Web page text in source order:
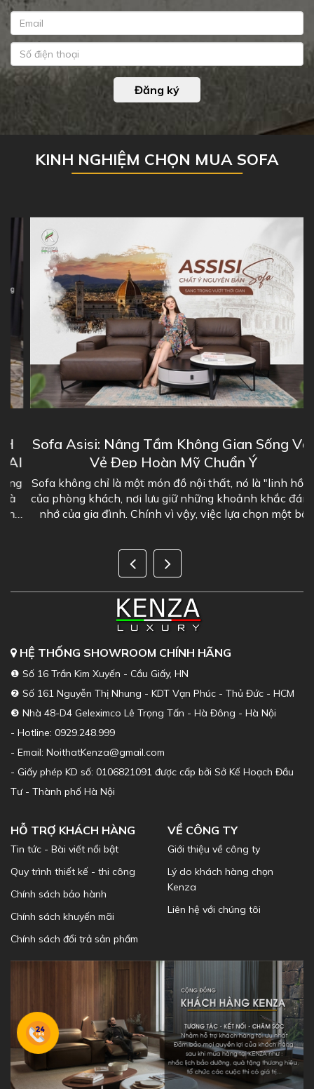
Đăng ký
KINH NGHIỆM CHỌN MUA SOFA
Sofa Asisi: Nâng Tầm Không Gian Sống Với
Vẻ Đẹp Hoàn Mỹ Chuẩn Ý
Sofa không chỉ là một món đồ nội thất, nó là "linh hồn"
của phòng khách, nơi lưu giữ những khoảnh khắc đáng
nhớ của gia đình. Chính vì vậy, việc lựa chọn một bộ
HỆ THỐNG SHOWROOM CHÍNH HÃNG
❶ Số 16 Trần Kim Xuyến - Cầu Giấy, HN
❷ Số 161 Nguyễn Thị Nhung - KDT Vạn Phúc - Thủ Đức - HCM
❸ Nhà 48-D4 Geleximco Lê Trọng Tấn - Hà Đông - Hà Nội
- Hotline: 0929.248.999
- Email: NoithatKenza@gmail.com
- Giấy phép KD số: 0106821091 được cấp bởi Sở Kế Hoạch Đầu
Tư - Thành phố Hà Nội
HỖ TRỢ KHÁCH HÀNG
Tin tức - Bài viết nổi bật
Quy trình thiết kế - thi công
Chính sách bảo hành
Chính sách khuyến mãi
Chính sách đổi trả sản phẩm
VỀ CÔNG TY
Giới thiệu về công ty
Lý do khách hàng chọn
Kenza
Liên hệ với chúng tôi